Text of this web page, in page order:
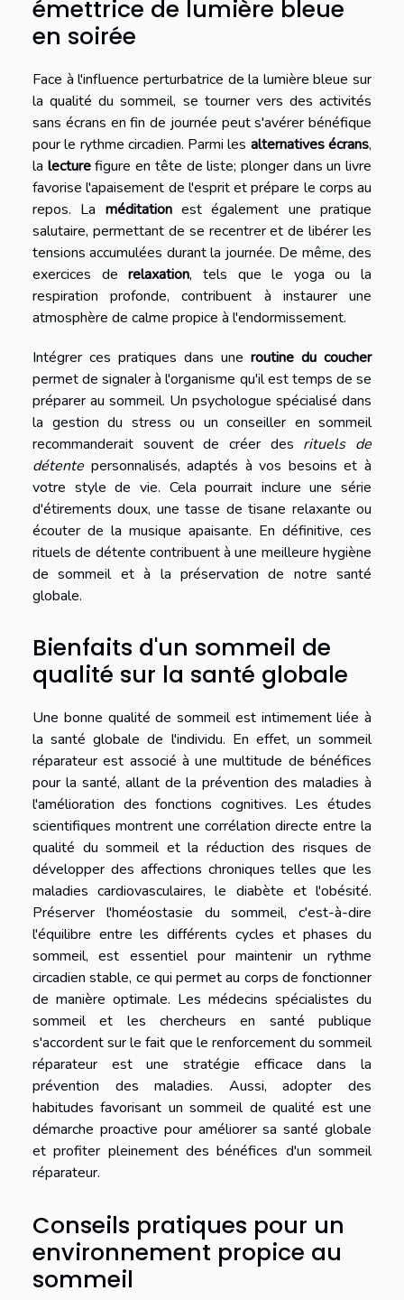
émettrice de lumière bleue
en soirée
Face à l'influence perturbatrice de la lumière bleue sur
la qualité du sommeil, se tourner vers des activités
sans écrans en fin de journée peut s'avérer bénéfique
pour le rythme circadien. Parmi les alternatives écrans,
la lecturefigure en tête de liste; plonger dans un livre
favorise l'apaisement de l'esprit et prépare le corps au
repos. La méditationest également une pratique
salutaire, permettant de se recentrer et de libérer les
tensions accumulées durant la journée. De même, des
exercices derelaxation, tels que le yoga ou la
respiration profonde, contribuent à instaurer une
atmosphère de calme propice à l'endormissement.
Intégrer ces pratiques dans une routine du coucher
permet de signaler à l'organisme qu'il est temps de se
préparer au sommeil. Un psychologue spécialisé dans
la gestion du stress ou un conseiller en sommeil
recommanderait souvent de créer des rituels de
détente personnalisés, adaptés à vos besoins et à
votre style de vie. Cela pourrait inclure une série
d'étirements doux, une tasse de tisane relaxante ou
écouter de la musique apaisante. En définitive, ces
rituels de détente contribuent à une meilleure hygiène
de sommeil et à la préservation de notre santé
globale.
Bienfaits d'un sommeil de
qualité sur la santé globale
Une bonne qualité de sommeil est intimement liée à
la santé globale de l'individu. En effet, un sommeil
réparateur est associé à une multitude de bénéfices
pour la santé, allant de la prévention des maladies à
l'amélioration des fonctions cognitives. Les études
scientifiques montrent une corrélation directe entre la
qualité du sommeil et la réduction des risques de
développer des affections chroniques telles que les
maladies cardiovasculaires, le diabète et l'obésité.
Préserver l'homéostasie du sommeil, c'est-à-dire
l'équilibre entre les différents cycles et phases du
sommeil, est essentiel pour maintenir un rythme
circadien stable, ce qui permet au corps de fonctionner
de manière optimale. Les médecins spécialistes du
sommeil et les chercheurs en santé publique
s'accordent sur le fait que le renforcement du sommeil
réparateur est une stratégie efficace dans la
prévention des maladies. Aussi, adopter des
habitudes favorisant un sommeil de qualité est une
démarche proactive pour améliorer sa santé globale
et profiter pleinement des bénéfices d'un sommeil
réparateur.
Conseils pratiques pour un
environnement propice au
sommeil